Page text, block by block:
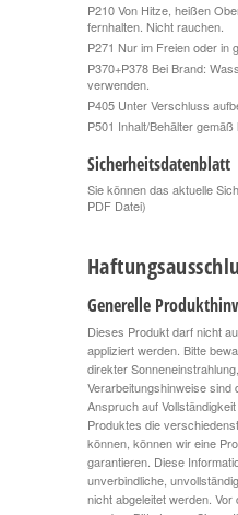
P210 Von Hitze, heißen
fernhalten. Nicht rauchen.
P271 Nur im Freien oder in
P370+P378 Bei Brand:
verwenden.
P405 Unter Verschluss
P501 Inhalt/Behälter
Sicherheitsdatenblatt
Sie können das aktuelle
PDF Datei)
Generelle
Dieses Produkt darf nicht
appliziert werden. Bitte
direkter
Verarbeitungshinweise
Anspruch auf
Produktes die
können, können wir eine
garantieren. Diese
unverbindliche,
nicht abgeleitet werden.